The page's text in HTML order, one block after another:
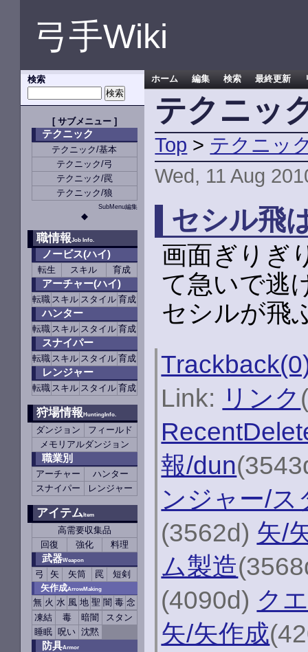
弓手Wiki
検索
[ サブメニュー ]
テクニック
テクニック/基本
テクニック/弓
テクニック/罠
テクニック/狼
SubMenu編集
◆
職情報Job Info.
ノービス(ハイ)
転生 スキル 育成
アーチャー(ハイ)
転職 スキル スタイル 育成
ハンター
転職 スキル スタイル 育成
スナイパー
転職 スキル スタイル 育成
レンジャー
転職 スキル スタイル 育成
狩場情報HuntingInfo.
ダンジョン
フィールド
メモリアルダンジョン
職業別
アーチャー
ハンター
スナイパー
レンジャー
アイテムItem
高需要収集品
回復
強化 料理
武器Weapon
弓 矢 矢筒 罠
短剣
矢作成ArrowMaking
無 火 水 風 地 聖 闇 毒 念
凍結
毒 暗闇
スタン
睡眠 呪い 沈黙
防具Armor
ホーム 編集 検索 最終更新
テクニッ
Top > テクニッ
Wed, 11 Aug
セシル飛
画面ぎりぎ
て急いで逃
セシルが飛
Link: リンク
報/dun
ンジャー/ス
(3562d) 矢/
ム製造
(4090d) ク
矢/矢作成